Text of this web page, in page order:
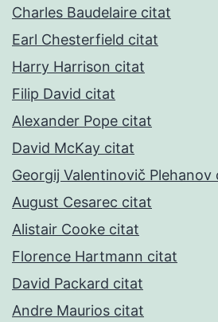
Charles Baudelaire citat
Earl Chesterfield citat
Harry Harrison citat
Filip David citat
Alexander Pope citat
David McKay citat
Georgij Valentinovič Plehanov
August Cesarec citat
Alistair Cooke citat
Florence Hartmann citat
David Packard citat
Andre Maurios citat